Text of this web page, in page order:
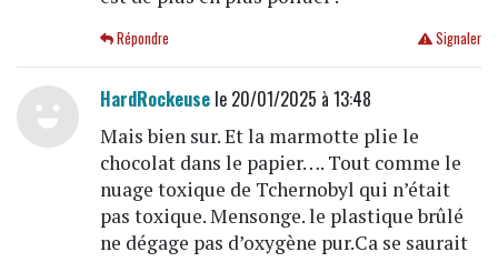
Signaler
Répondre
HardRockeusele 20/01/2025 à 13:48
Mais bien sur. Et la marmotte plie le
chocolat dans le papier…. Tout comme le
nuage toxique de Tchernobyl qui n’était
pas toxique. Mensonge. le plastique brûlé
ne dégage pas d’oxygène pur.Ca se saurait